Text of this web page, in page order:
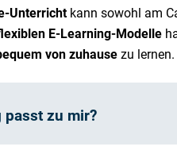
Unterrichtkann sowohl am
E-Learning-Modelle
von zuhause zu lernen.
passt zu mir?